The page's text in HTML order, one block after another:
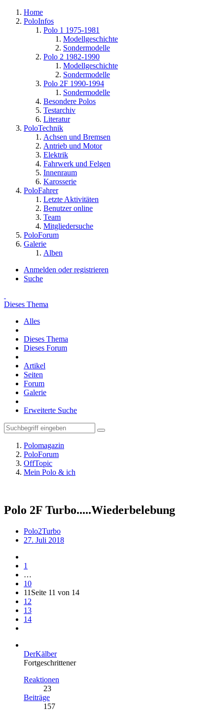
Home
PoloInfos
Polo 1 1975-1981
Modellgeschichte
Sondermodelle
Polo 2 1982-1990
Modellgeschichte
Sondermodelle
Polo 2F 1990-1994
Sondermodelle
Besondere Polos
Testarchiv
Literatur
PoloTechnik
Achsen und Bremsen
Antrieb und Motor
Elektrik
Fahrwerk und Felgen
Innenraum
Karosserie
PoloFahrer
Letzte Aktivitäten
Benutzer online
Team
Mitgliedersuche
PoloForum
Galerie
Alben
Anmelden oder registrieren
Suche
Dieses Thema
Alles
Dieses Thema
Dieses Forum
Artikel
Seiten
Forum
Galerie
Erweiterte Suche
Polomagazin
PoloForum
OffTopic
Mein Polo & ich
Polo 2F Turbo.....Wiederbelebung
Polo2Turbo
27. Juli 2018
1
…
10
11 Seite 11 von 14
12
13
14
DerKälber
Fortgeschrittener
Reaktionen
23
Beiträge
157